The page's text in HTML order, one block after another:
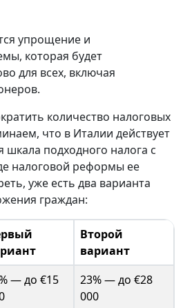
упрощение и
которая будет
для всех, включая
количество налоговых
что в Италии действует
подходного налога с
налоговой реформы ее
уже есть два варианта
граждан:
Второй
вариант
— до €15
23% — до €28
000